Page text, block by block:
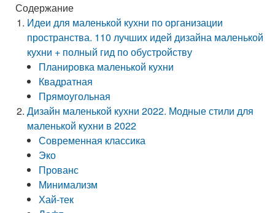
Содержание
Идеи для маленькой кухни по организации
пространства. 110 лучших идей дизайна маленькой
кухни + полный гид по обустройству
Планировка маленькой кухни
Квадратная
Прямоугольная
Дизайн маленькой кухни 2022. Модные стили для
маленькой кухни в 2022
Современная классика
Эко
Прованс
Минимализм
Хай-тек